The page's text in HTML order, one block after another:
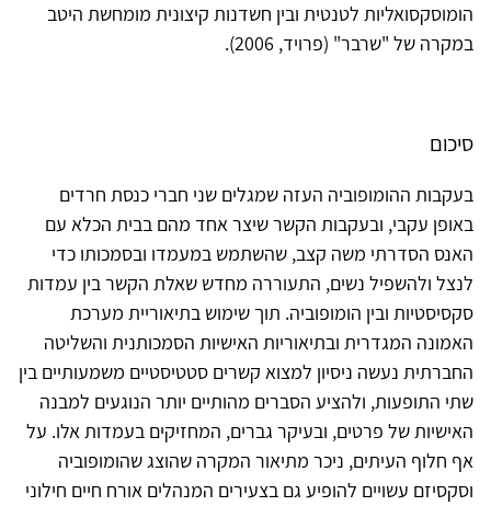
הומוסקסואליות לטנטית ובין חשדנות קיצונית מומחשת היטב
במקרה של "שרבר" (פרויד, 2006).
סיכום
בעקבות ההומופוביה העזה שמגלים שני חברי כנסת חרדים
באופן עקבי, ובעקבות הקשר שיצר אחד מהם בבית הכלא עם
האנס הסדרתי משה קצב, שהשתמש במעמדו ובסמכותו כדי
לנצל ולהשפיל נשים, התעוררה מחדש שאלת הקשר בין עמדות
סקסיסטיות ובין הומופוביה. תוך שימוש בתיאוריית מערכת
האמונה המגדרית ובתיאוריות האישיות הסמכותנית והשליטה
החברתית נעשה ניסיון למצוא קשרים סטטיסטיים משמעותיים בין
שתי התופעות, ולהציע הסברים מהותיים יותר הנוגעים למבנה
האישיות של פרטים, ובעיקר גברים, המחזיקים בעמדות אלו. על
אף חלוף העיתים, ניכר מתיאור המקרה שהוצג שהומופוביה
וסקסיזם עשויים להופיע גם בצעירים המנהלים אורח חיים חילוני